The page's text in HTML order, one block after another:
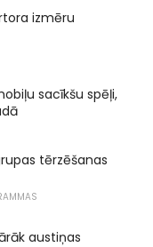
izmēru
sacīkšu spēļi,
tērzēšanas
austiņas